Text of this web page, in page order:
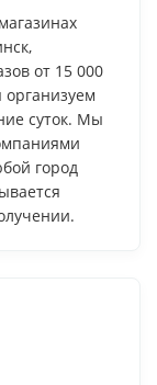
от 15 000
организуем
суток. Мы
город